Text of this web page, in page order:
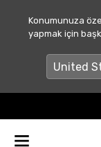
Konumunuza
yapmak için